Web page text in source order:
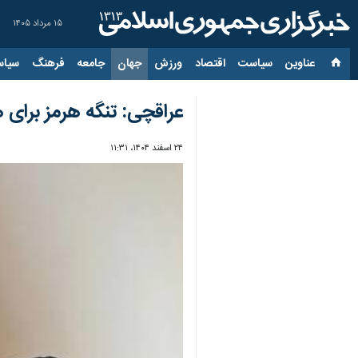
۱۵ مرداد ۱۴۰۵
عناوین‌ سیاست اقتصاد ورزش جهان جامعه فرهنگ
عراقچی: تنگه هرمز
۲۴ اسفند ۱۴۰۴، ۱۱:۳۱